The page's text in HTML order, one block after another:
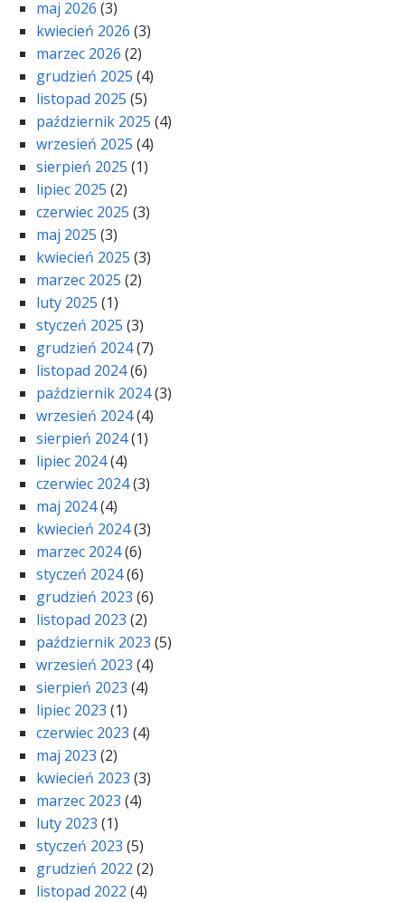
maj 2026 (3)
kwiecień 2026 (3)
marzec 2026 (2)
grudzień 2025 (4)
listopad 2025 (5)
październik 2025 (4)
wrzesień 2025 (4)
sierpień 2025 (1)
lipiec 2025 (2)
czerwiec 2025 (3)
maj 2025 (3)
kwiecień 2025 (3)
marzec 2025 (2)
luty 2025 (1)
styczeń 2025 (3)
grudzień 2024(7)
listopad 2024(6)
październik 2024(3)
wrzesień 2024(4)
sierpień 2024(1)
lipiec 2024(4)
czerwiec 2024(3)
maj 2024(4)
kwiecień 2024(3)
marzec 2024(6)
styczeń 2024(6)
grudzień 2023 (6)
listopad 2023 (2)
październik 2023 (5)
wrzesień 2023 (4)
sierpień 2023 (4)
lipiec 2023 (1)
czerwiec 2023 (4)
maj 2023 (2)
kwiecień 2023 (3)
marzec 2023 (4)
luty 2023 (1)
styczeń 2023 (5)
grudzień 2022 (2)
listopad 2022 (4)